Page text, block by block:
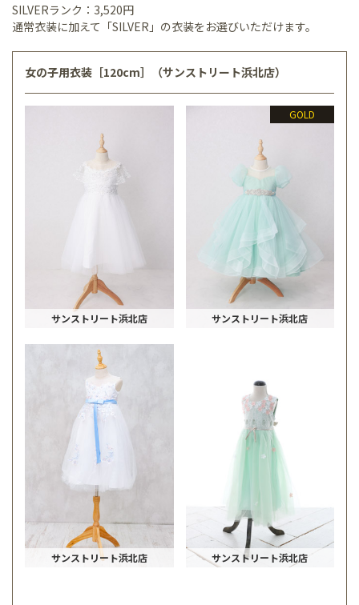
SILVERランク：3,520円
通常衣装に加えて「SILVER」の衣装をお選びいただけます。
女の子用衣装［120cm］（サンストリート浜北店）
サンストリート浜北店
GOLD
サンストリート浜北店
サンストリート浜北店 サンストリート浜北店